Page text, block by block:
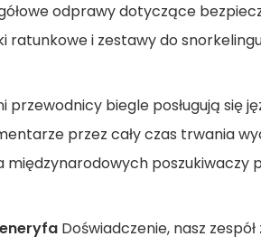
odprawy dotyczące
i zestawy do
przewodnicy biegle posługują się
przez cały czas trwania
poszukiwaczy
Doświadczenie, nasz